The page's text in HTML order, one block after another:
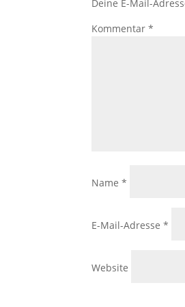
Deine E-Mail-
Kommentar*
Name*
E-Mail-Adresse*
Website